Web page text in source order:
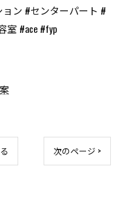
ン #センターパート #
室 #ace #fyp
次のページ >